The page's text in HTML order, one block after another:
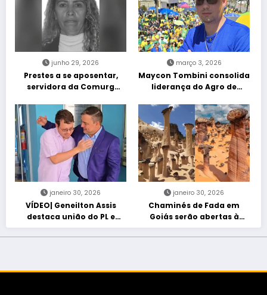
junho 29, 2026
Prestes a se aposentar,
servidora da Comurg
entra em protocolo de
morte encefálica
março 3, 2026
Maycon Tombini consolida
liderança do Agro de
“Acorda Brasil” em Goiânia
janeiro 30, 2026
VÍDEO| Geneilton Assis
destaca união do PL e
consolidação de apoio a
Maycon Tombini em Jataí
janeiro 30, 2026
Chaminés de Fada em
Goiás serão abertas à
visitação controlada